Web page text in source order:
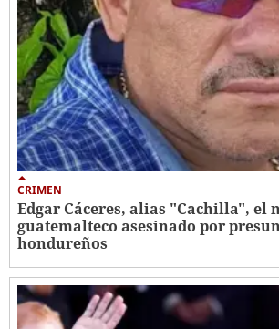
CRIMEN
Edgar Cáceres, alias "Cachilla", el
guatemalteco asesinado por
hondureños